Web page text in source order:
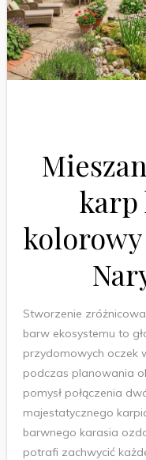
karp
kolorowy
Stworzenie
barw ekosystemu to
przydomowych oczek
podczas planowania
pomysł połączenia
majestatycznego
barwnego karasia
potrafi zachwycić